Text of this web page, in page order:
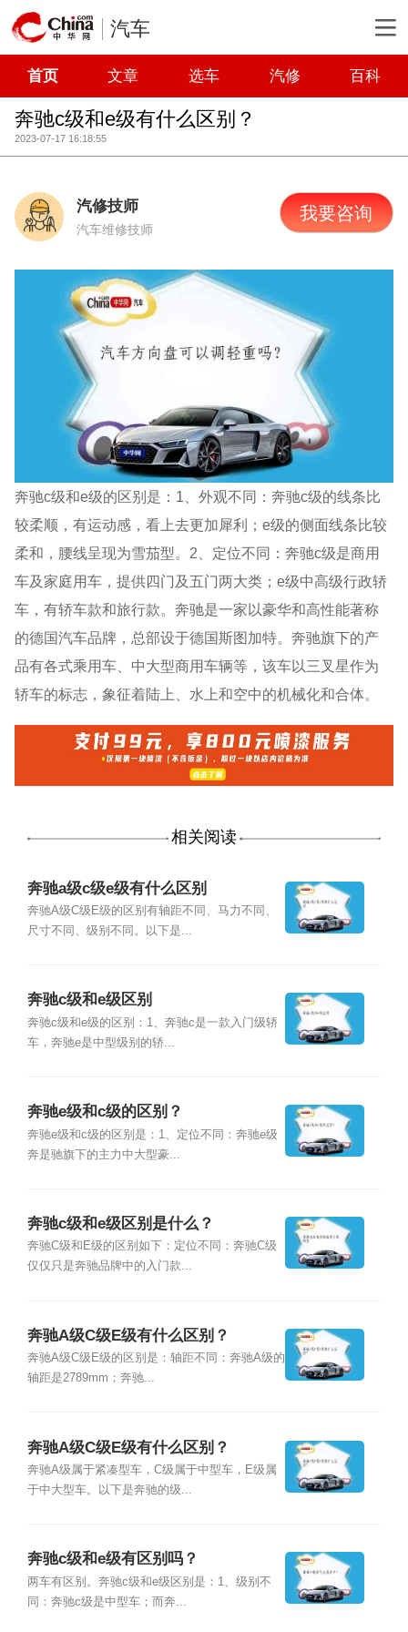
汽车
首页 文章 选车 汽修 百科
奔驰c级和e级有什么区别？
2023-07-17 16:18:55
汽修技师
汽车维修技师
我要咨询
奔驰c级和e级的区别是：1、外观不同：奔驰c级的线条比
较柔顺，有运动感，看上去更加犀利；e级的侧面线条比较
柔和，腰线呈现为雪茄型。2、定位不同：奔驰c级是商用
车及家庭用车，提供四门及五门两大类；e级中高级行政轿
车，有轿车款和旅行款。奔驰是一家以豪华和高性能著称
的德国汽车品牌，总部设于德国斯图加特。奔驰旗下的产
品有各式乘用车、中大型商用车辆等，该车以三叉星作为
轿车的标志，象征着陆上、水上和空中的机械化和合体。
相关阅读
奔驰a级c级e级有什么区别
奔驰A级C级E级的区别有轴距不同、马力不同、
尺寸不同、级别不同。以下是...
奔驰c级和e级区别
奔驰c级和e级的区别：1、奔驰c是一款入门级轿
车，奔驰e是中型级别的轿...
奔驰e级和c级的区别？
奔驰e级和c级的区别是：1、定位不同：奔驰e级
奔是驰旗下的主力中大型豪...
奔驰c级和e级区别是什么？
奔驰C级和E级的区别如下：定位不同：奔驰C级
仅仅只是奔驰品牌中的入门款...
奔驰A级C级E级有什么区别？
奔驰A级C级E级的区别是：轴距不同：奔驰A级的
轴距是2789mm；奔驰...
奔驰A级C级E级有什么区别？
奔驰A级属于紧凑型车，C级属于中型车，E级属
于中大型车。以下是奔驰的级...
奔驰c级和e级有区别吗？
两车有区别。奔驰c级和e级区别是：1、级别不
同：奔驰c级是中型车；而奔...